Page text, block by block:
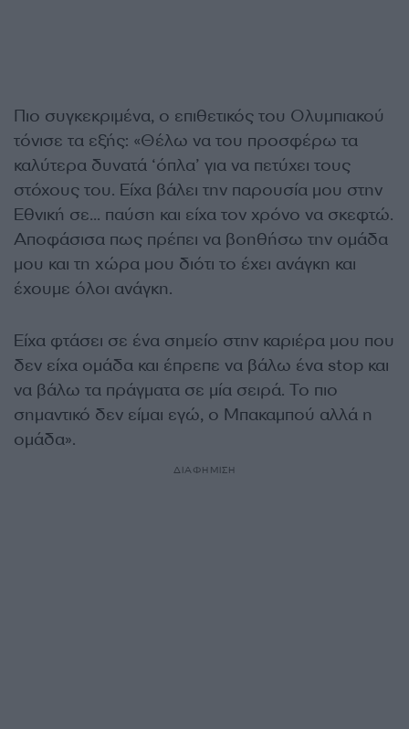
Πιο συγκεκριμένα, ο επιθετικός του Ολυμπιακού
τόνισε τα εξής: «Θέλω να του προσφέρω τα
καλύτερα δυνατά ‘όπλα’ για να πετύχει τους
στόχους του. Είχα βάλει την παρουσία μου στην
Εθνική σε… παύση και είχα τον χρόνο να σκεφτώ.
Αποφάσισα πως πρέπει να βοηθήσω την ομάδα
μου και τη χώρα μου διότι το έχει ανάγκη και
έχουμε όλοι ανάγκη.
Είχα φτάσει σε ένα σημείο στην καριέρα μου που
δεν είχα ομάδα και έπρεπε να βάλω ένα stop και
να βάλω τα πράγματα σε μία σειρά. Το πιο
σημαντικό δεν είμαι εγώ, ο Μπακαμπού αλλά η
ομάδα».
ΔΙΑΦΗΜΙΣΗ